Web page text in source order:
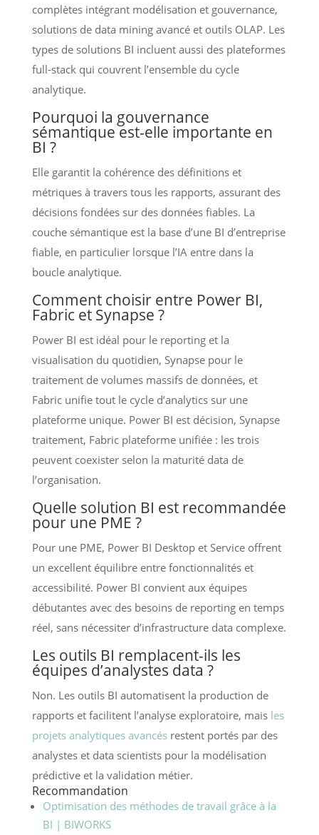
complètes intégrant modélisation et gouvernance,
solutions de data mining avancé et outils OLAP. Les
types de solutions BI incluent aussi des plateformes
full-stack qui couvrent l’ensemble du cycle
analytique.
Pourquoi la gouvernance
sémantique est-elle importante en
BI ?
Elle garantit la cohérence des définitions et
métriques à travers tous les rapports, assurant des
décisions fondées sur des données fiables. La
couche sémantique est la base d’une BI d’entreprise
fiable, en particulier lorsque l’IA entre dans la
boucle analytique.
Comment choisir entre Power BI,
Fabric et Synapse ?
Power BI est idéal pour le reporting et la
visualisation du quotidien, Synapse pour le
traitement de volumes massifs de données, et
Fabric unifie tout le cycle d’analytics sur une
plateforme unique. Power BI est décision, Synapse
traitement, Fabric plateforme unifiée : les trois
peuvent coexister selon la maturité data de
l’organisation.
Quelle solution BI est recommandée
pour une PME ?
Pour une PME, Power BI Desktop et Service offrent
un excellent équilibre entre fonctionnalités et
accessibilité. Power BI convient aux équipes
débutantes avec des besoins de reporting en temps
réel, sans nécessiter d’infrastructure data complexe.
Les outils BI remplacent-ils les
équipes d’analystes data ?
Non. Les outils BI automatisent la production de
rapports et facilitent l’analyse exploratoire, mais les
projets analytiques avancésrestent portés par des
analystes et data scientists pour la modélisation
prédictive et la validation métier.
Recommandation
Optimisation des méthodes de travail grâce à la
BI | BIWORKS